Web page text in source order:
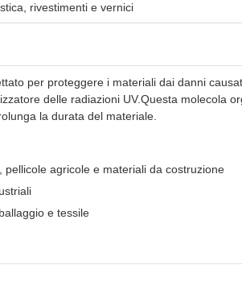
rivestimenti e vernici
per proteggere i materiali dai danni
delle radiazioni UV.Questa molecola
la durata del materiale.
agricole e materiali da costruzione
e tessile